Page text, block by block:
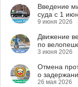
Введение
суда с 1
9 июня 2026
Движение
по
3 июня 2026
Отмена
о
26 мая 2026